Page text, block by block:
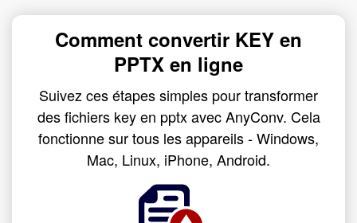
Comment convertir KEY en
PPTX en ligne
Suivez ces étapes simples pour transformer
des fichiers key en pptx avec AnyConv. Cela
fonctionne sur tous les appareils - Windows,
Mac, Linux, iPhone, Android.